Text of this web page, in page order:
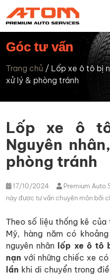
Góc tư vấn
Trang chủ / Lốp xe ô tô bị
xử lý & phòng tránh
Lốp xe ô
Nguyên
phòng tránh
17/10/2024 Premium Auto
này được tư vấn chuyên môn bởi
Theo số liệu thống kê
Mỹ, hàng năm có khoảng
nguyên nhân lốp xe ô tô
nạn với những chiếc xe có
lần khi di chuyển trong